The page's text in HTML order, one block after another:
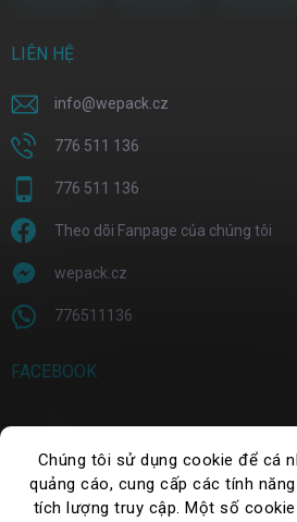
Chúng tôi sử dụng cookie để cá
quảng cáo, cung cấp các tính
tích lượng truy cập. Một số
LIÊN HỆ
info@wepack.cz
776 511 136
776 511 136
Theo dõi Fanpage của chúng tôi
wepack.cz
776511136
FACEBOOK
TÌM KIẾM